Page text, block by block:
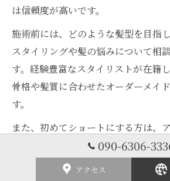
は信頼度が高いです。
施術前には、どのような髪型を目指
スタイリングや髪の悩みについて相
す。経験豊富なスタイリストが在籍
骨格や髪質に合わせたオーダーメイ
す。
また、初めてショートにする方は、
イリング方法についてもアドバイス
サロンのサービス内容や提案力を活
090-6306-
アクセス